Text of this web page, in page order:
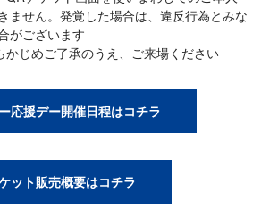
ません。発覚した場合は、違反行為とみな
がございます
かじめご了承のうえ、ご来場ください
応援デー開催日程はコチラ
ット販売概要はコチラ